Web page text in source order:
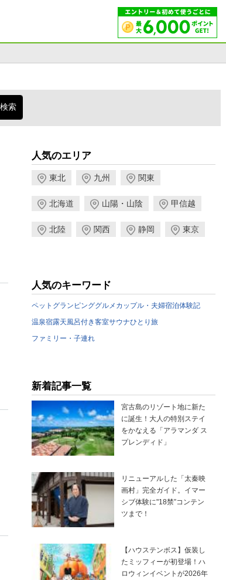
人気のエリア
東北 九州 関東
北海道 山陽・山陰 甲信越
北陸 関西 静岡 東京
人気のキーワード
ペット グランピンググルメ カップル・夫婦宿泊体験記
温泉宿露天風呂付き客室サウナひとり旅
ファミリー・子連れ
新着記事一覧
宮古島のリゾート地に新た
に誕生！大人の特別ステイ
をかなえる「アラマンダ ス
プレンディド」
リニューアルした「太秦映
画村」完全ガイド。イマー
シブ体験に"18禁”コンテン
ツまで！
【ハウステンボス】仮装し
たミッフィーが初登場！ハ
ロウィンイベントが2026年